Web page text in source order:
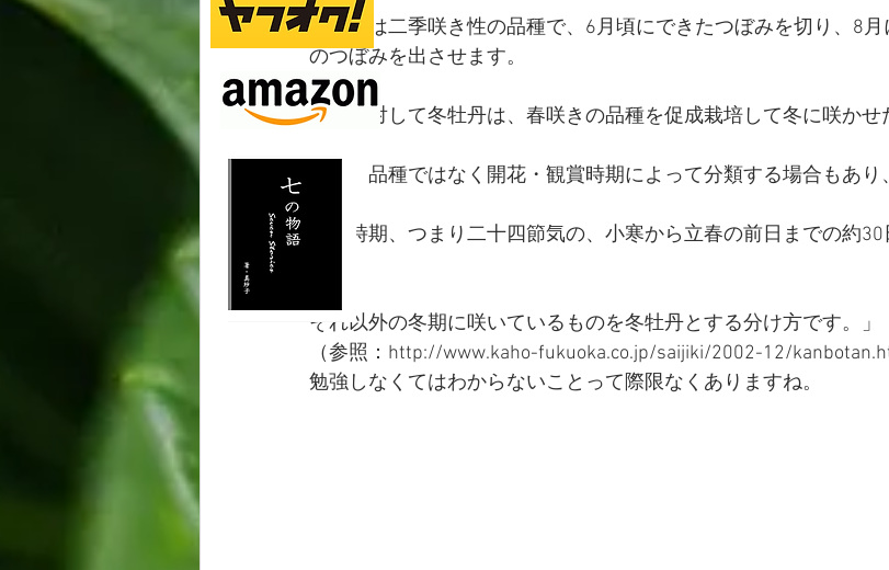
寒牡丹は二季咲き性の品種で、6月頃にできたつぼみを切り、8月
のつぼみを出させます。
これに対して冬牡丹は、春咲きの品種を促成栽培して冬に咲かせ
また、品種ではなく開花・観賞時期によって分類する場合もあり、
寒の時期、つまり二十四節気の、小寒から立春の前日までの約
それ以外の冬期に咲いているものを冬牡丹とする分け方です。」
（参照：http://www.kaho-fukuoka.co.jp/saijiki/2002-12/
勉強しなくてはわからないことって際限なくありますね。